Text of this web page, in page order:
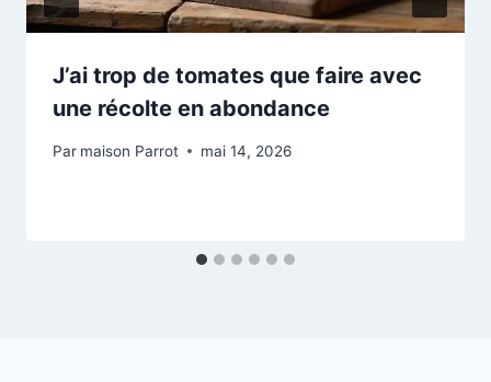
J’ai trop de tomates que faire avec
une récolte en abondance
Par maison Parrot mai 14, 2026